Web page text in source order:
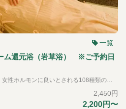
一覧
ム還元浴（岩草浴） ※ご予約日
岩盤浴ドームを満たすミストは、女性ホルモンに良いとされる108種類の薬草やハーブを含み、更年期障害などの改善にもおすすめです。 薬草をふんだんに練りこんだ和紙シートの上で薬草ハーブに包まれながらデトックスできる癒しの岩盤浴です。
2,450円
2,200円〜